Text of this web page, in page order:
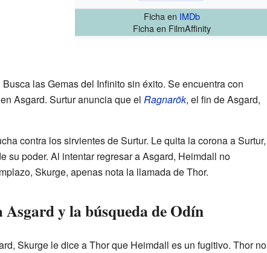
Ficha en IMDb
Ficha en FilmAffinity
las Gemas del Infinito sin éxito. Se encuentra con
Asgard. Surtur anuncia que el Ragnarök, el fin de Asgard,
contra los sirvientes de Surtur. Le quita la corona a Surtur,
su poder. Al intentar regresar a Asgard, Heimdall no
Skurge, apenas nota la llamada de Thor.
Asgard y la búsqueda de Odín
Skurge le dice a Thor que Heimdall es un fugitivo. Thor no